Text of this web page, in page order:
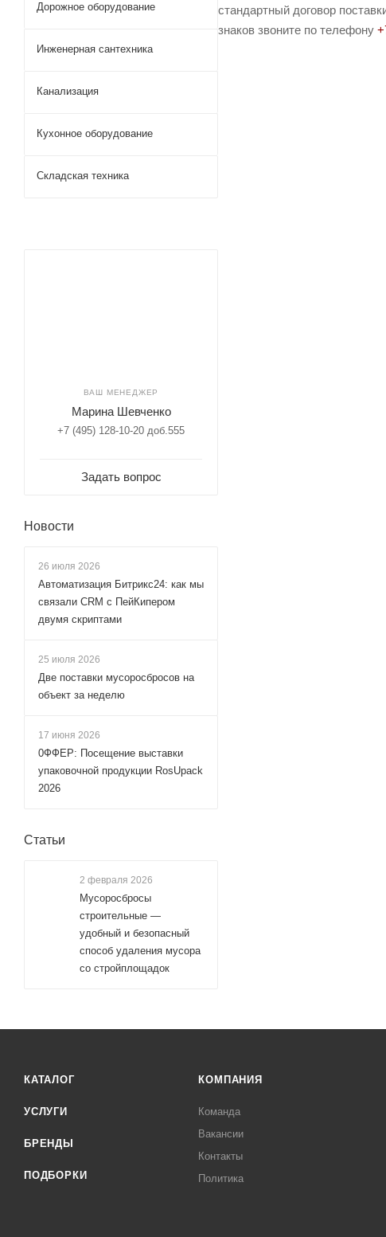
стандартный договор
знаков звоните по телефону
Дорожное оборудование
Инженерная сантехника
Канализация
Кухонное оборудование
Складская техника
ВАШ МЕНЕДЖЕР
Марина Шевченко
+7 (495) 128-10-20 доб.555
Задать вопрос
Новости
26 июля 2026
Автоматизация Битрикс24: как мы
связали CRM с ПейКипером
двумя скриптами
25 июля 2026
Две поставки мусоросбросов на
объект за неделю
17 июня 2026
0ФФЕР: Посещение выставки
упаковочной продукции RosUpack
2026
Статьи
2 февраля 2026
Мусоросбросы
строительные —
удобный и безопасный
способ удаления мусора
со стройплощадок
КАТАЛОГ
УСЛУГИ
БРЕНДЫ
ПОДБОРКИ
КОМПАНИЯ
Команда
Вакансии
Контакты
Политика